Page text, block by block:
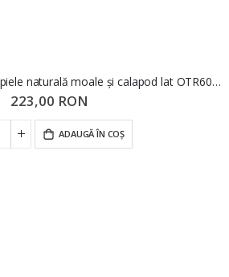
Balerini Karisma bej din piele naturală moale și calapod lat OTR60003
223,00 RON
ADAUGĂ ÎN COȘ